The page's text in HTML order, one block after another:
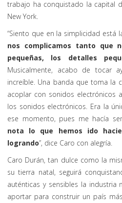
trabajo ha conquistado la capital
New York.
“Siento que en la simplicidad está
nos complicamos tanto que
pequeñas, los detalles
Musicalmente, acabo de tocar
increíble. Una banda que toma la
acoplar con sonidos electrónicos
los sonidos electrónicos. Era la
ese momento, pues me hacía
nota lo que hemos ido
logrando”, dice Caro con alegría.
Caro Durán, tan dulce como la
su tierra natal, seguirá
auténticas y sensibles la industria
aportar para construir un país